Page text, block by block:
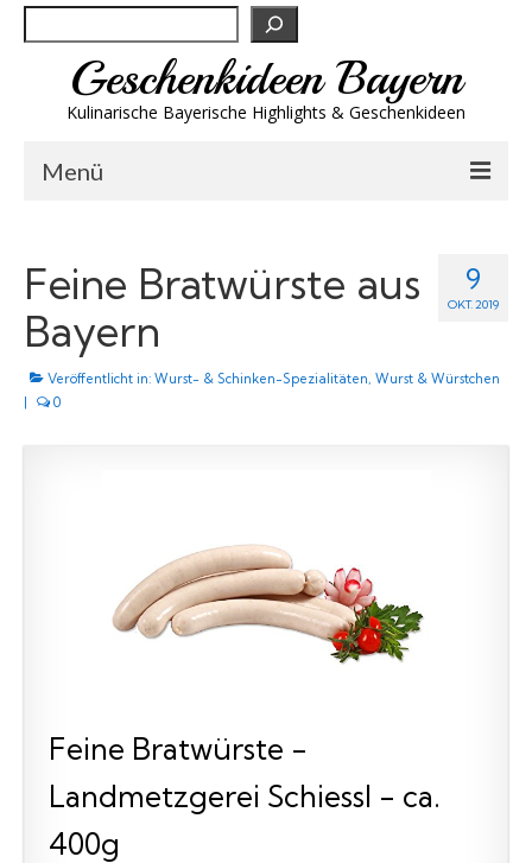
Suchen
Geschenkideen Bayern
Kulinarische Bayerische Highlights & Geschenkideen
Menü
Brotzeit & Genuss
Spirituosen
Trachtenmode
9
OKT. 2019
Feine Bratwürste aus
Bayern
Veröffentlicht in: Wurst- & Schinken-Spezialitäten, Wurst & Würstchen
0
Feine Bratwürste -
Landmetzgerei Schiessl - ca.
400g